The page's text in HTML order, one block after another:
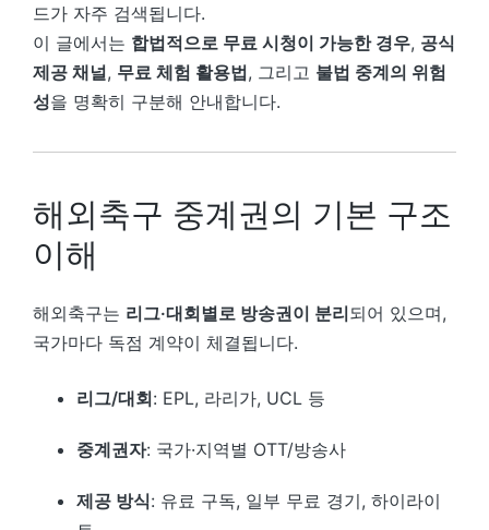
드가 자주 검색됩니다.
이 글에서는 합법적으로 무료 시청이 가능한 경우, 공식
제공 채널, 무료 체험 활용법, 그리고 불법 중계의 위험
성을 명확히 구분해 안내합니다.
해외축구 중계권의 기본 구조
이해
해외축구는 리그·대회별로 방송권이 분리되어 있으며,
국가마다 독점 계약이 체결됩니다.
리그/대회: EPL, 라리가, UCL 등
중계권자: 국가·지역별 OTT/방송사
제공 방식: 유료 구독, 일부 무료 경기, 하이라이